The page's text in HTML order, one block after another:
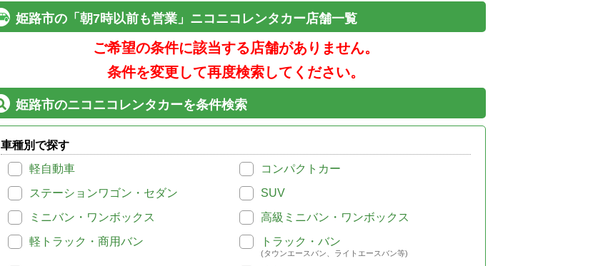
姫路市の「朝7時以前も営業」ニコニコレンタカー店舗一覧
ご希望の条件に該当する店舗がありません。
条件を変更して再度検索してください。
姫路市のニコニコレンタカーを条件検索
車種別で探す
軽自動車
コンパクトカー
ステーションワゴン・セダン
SUV
ミニバン・ワンボックス
高級ミニバン・ワンボックス
軽トラック・商用バン
トラック・バン
(タウンエースバン、ライトエースバン等)